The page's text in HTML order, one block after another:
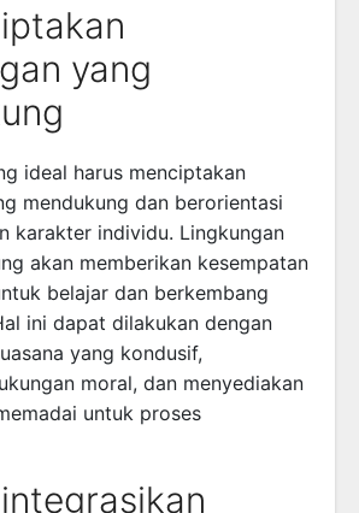
yang
ideal harus menciptakan
mendukung dan berorientasi
karakter individu. Lingkungan
akan memberikan kesempatan
belajar dan berkembang
ini dapat dilakukan dengan
yang kondusif,
moral, dan menyediakan
untuk proses